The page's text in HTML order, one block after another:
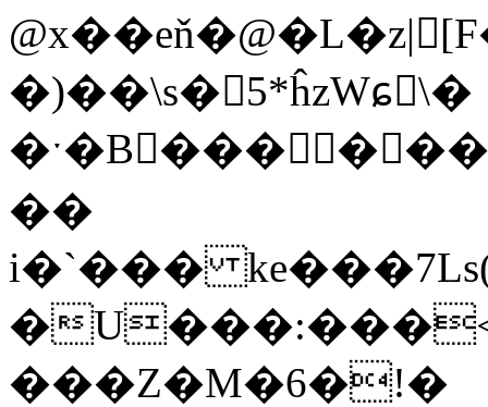
�)��\s�5*ĥzWɕٕ\�
�ˑ�B���
��
i�`���
�
���Z�M�6�!�